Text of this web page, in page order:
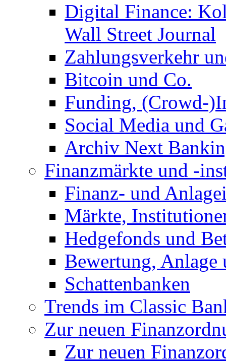
Digital Finance:
Wall Street Journal
Zahlungsverkehr
Bitcoin und Co.
Funding, (Crowd-
Social Media und
Archiv Next
Finanzmärkte und -
Finanz- und
Märkte,
Hedgefonds und
Bewertung, Anlage
Schattenbanken
Trends im Classic
Zur neuen
Zur neuen